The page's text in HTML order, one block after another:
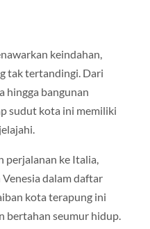
keindahan,
tak tertandingi. Dari
hingga bangunan
sudut kota ini memiliki
perjalanan ke Italia,
dalam daftar
kota terapung ini
bertahan seumur hidup.